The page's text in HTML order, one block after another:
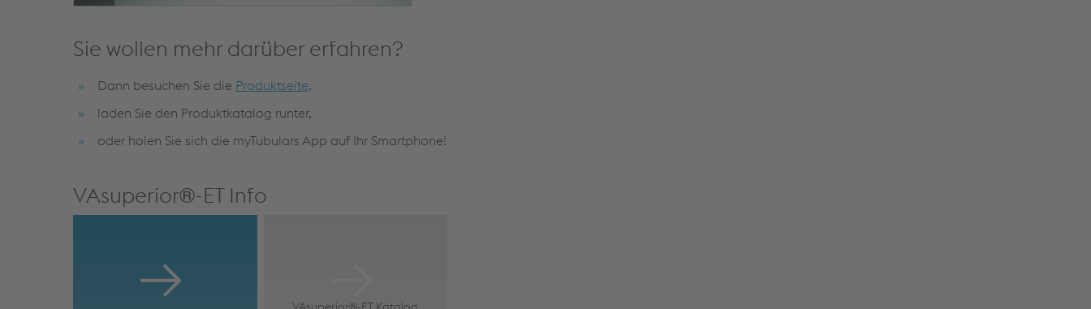
Sie wollen mehr darüber erfahren?
Dann besuchen Sie die Produktseite,
laden Sie den Produktkatalog runter,
oder holen Sie sich die myTubulars App auf Ihr Smartphone!
VAsuperior®-ET Info